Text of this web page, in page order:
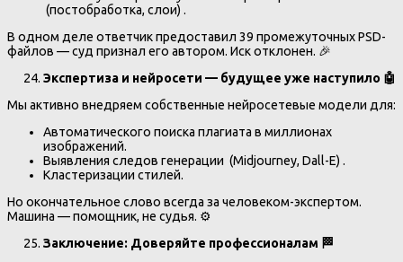
(постобработка, слои) .
В одном деле ответчик предоставил 39 промежуточных PSD-
файлов — суд признал его автором. Иск отклонен. 🎉
Экспертиза и нейросети — будущее уже наступило 🤖
Мы активно внедряем собственные нейросетевые модели для:
Автоматического поиска плагиата в миллионах
изображений.
Выявления следов генерации (Midjourney, Dall-E) .
Кластеризации стилей.
Но окончательное слово всегда за человеком-экспертом.
Машина — помощник, не судья. ⚙️
Заключение: Доверяйте профессионалам 🏁